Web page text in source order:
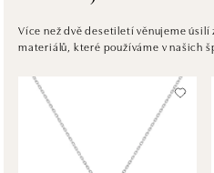
ALO diamonds
Chlumecká 765/6, 198 19 Praha
zítra otevřeno od 09:00
ALO diamonds,
Roztylská 2321/19, 148 00 Praha
Více než dvě desetiletí věnujeme úsilí
materiálů, které používáme v našich